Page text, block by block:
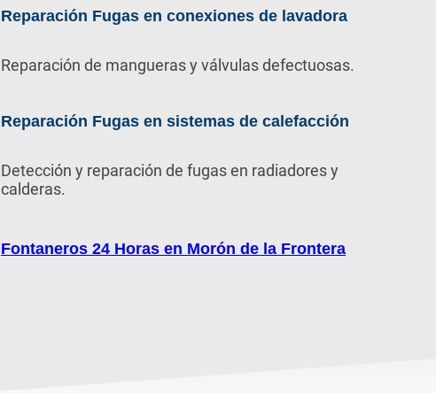
Reparación Fugas en conexiones de lavadora
Reparación de mangueras y válvulas defectuosas.
Reparación Fugas en sistemas de calefacción
Detección y reparación de fugas en radiadores y
calderas.
Fontaneros 24 Horas en Morón de la Frontera